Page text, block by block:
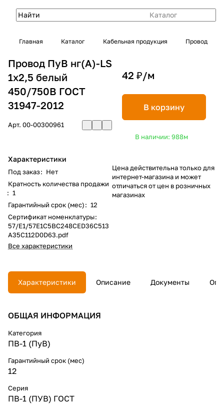
Каталог
Главная Каталог Кабельная продукция Провод
Провод ПуВ нг(А)-LS
1х2,5 белый
450/750В ГОСТ
31947-2012
Арт. 00-00300961
Характеристики
Под заказ: Нет
Кратность количества продажи
: 1
Гарантийный срок (мес): 12
Сертификат номенклатуры:
57/E1/57E1C5BC248CED36C513
A35C112D0D63.pdf
Все характеристики
42 ₽/м
В корзину
В наличии: 988м
Цена действительна только для
интернет-магазина и может
отличаться от цен в розничных
магазинах
Характеристики Описание Документы
ОБЩАЯ ИНФОРМАЦИЯ
Категория
ПВ-1 (ПуВ)
Гарантийный срок (мес)
12
Серия
ПВ-1 (ПУВ) ГОСТ